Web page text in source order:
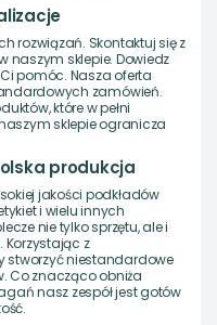
rozwiązań. Skontaktuj się z
naszym sklepie. Dowiedz
pomóc. Nasza oferta
zamówień.
które w pełni
sklepie ogranicza
produkcja
jakości podkładów
i wielu innych
nie tylko sprzętu, ale i
z
stworzyć niestandardowe
Co znacząco obniża
nasz zespół jest gotów